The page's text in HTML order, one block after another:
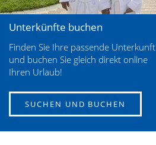
Zurück
Unterkünfte buchen
Finden Sie Ihre passende Unterkunft
und buchen Sie gleich direkt online
Ihren Urlaub!
SUCHEN UND BUCHEN